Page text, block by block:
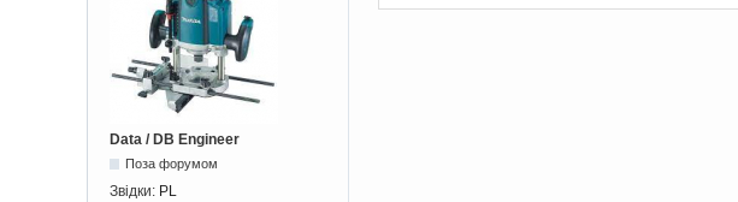
Data / DB Engineer
Поза форумом
Звідки: PL